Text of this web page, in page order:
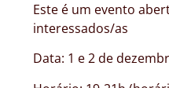
Este é um evento
interessados/as
Data: 1 e 2 de